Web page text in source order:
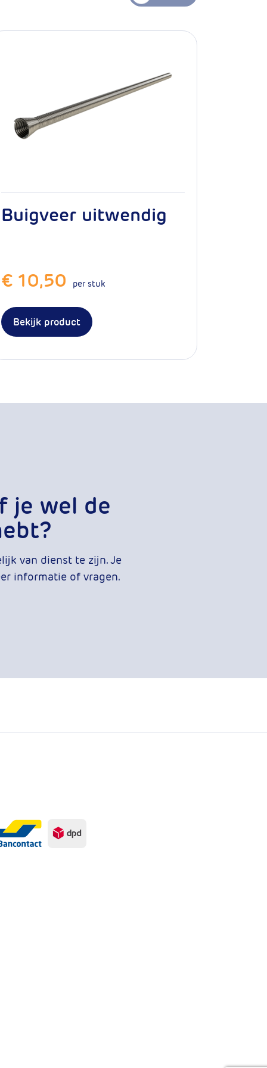
Buigveer uitwendig
€ 10,50 per stuk
Bekijk product
je wel de
van dienst te zijn. Je
informatie of vragen.